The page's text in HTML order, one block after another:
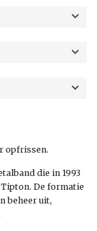
opfrissen.
die in 1993
De formatie
beheer uit,